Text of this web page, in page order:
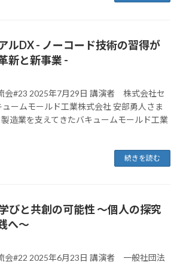
ルDX - ノーコード技術の習得が
新と新事業 -
会#23 2025年7月29日 講演者 株式会社セ
ームモールド工業株式会社 安部勇人さま
造業を支えてきたバキュームモールド工業
続きを読む
びと共創の可能性 〜個人の探究
へ〜
会#22 2025年6月23日 講演者 一般社団法